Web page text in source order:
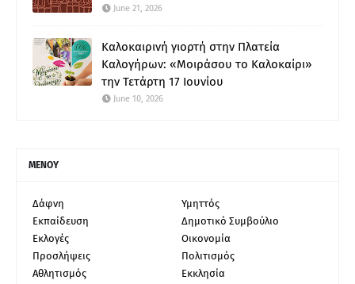
June 21, 2026
Καλοκαιρινή γιορτή στην Πλατεία
Καλογήρων: «Μοιράσου το Καλοκαίρι»
την Τετάρτη 17 Ιουνίου
June 10, 2026
ΜΕΝΟΥ
Δάφνη
Υμηττός
Εκπαίδευση
Δημοτικό Συμβούλιο
Εκλογές
Οικονομία
Προσλήψεις
Πολιτισμός
Αθλητισμός
Εκκλησία